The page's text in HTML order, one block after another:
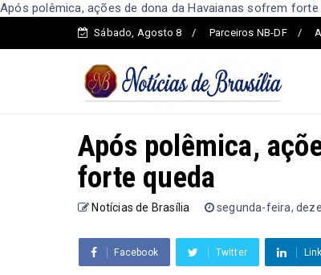
Após polêmica, ações de dona da Havaianas sofrem
Sábado, Agosto 8 Parceiros NB-DF
Após polêmica,
forte queda
Notícias de Brasília segunda-feira,
Facebook Twitter